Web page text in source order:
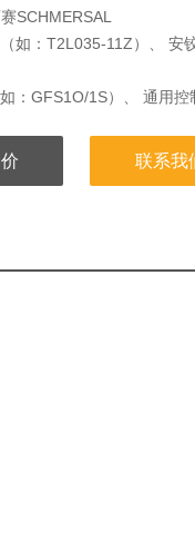
SCHMERSAL
如：T2L035-11Z）、 安
：GFS1O/1S）、 通用
联系我